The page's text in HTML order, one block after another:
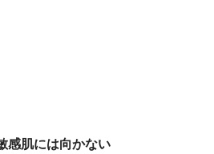
感肌には向かない